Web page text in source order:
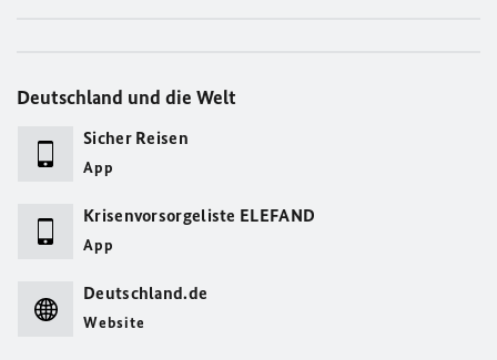
Deutschland und die Welt
Sicher Reisen
App
Krisenvorsorgeliste ELEFAND
App
Deutschland.de
Website